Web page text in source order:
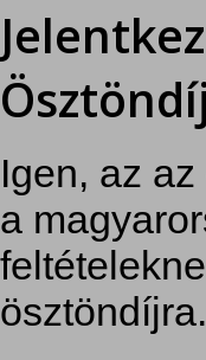
Igen, az
a
ösztöndíjra.